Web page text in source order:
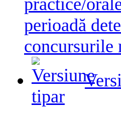
practice/
perioadă
concursurile